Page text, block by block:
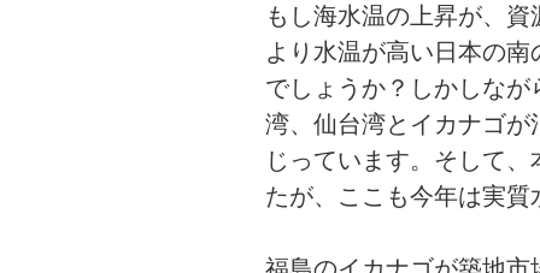
もし海水温の上昇が、
より水温が高い日本の
でしょうか？しかしな
湾、仙台湾とイカナゴ
じっています。そして
たが、ここも今年は実